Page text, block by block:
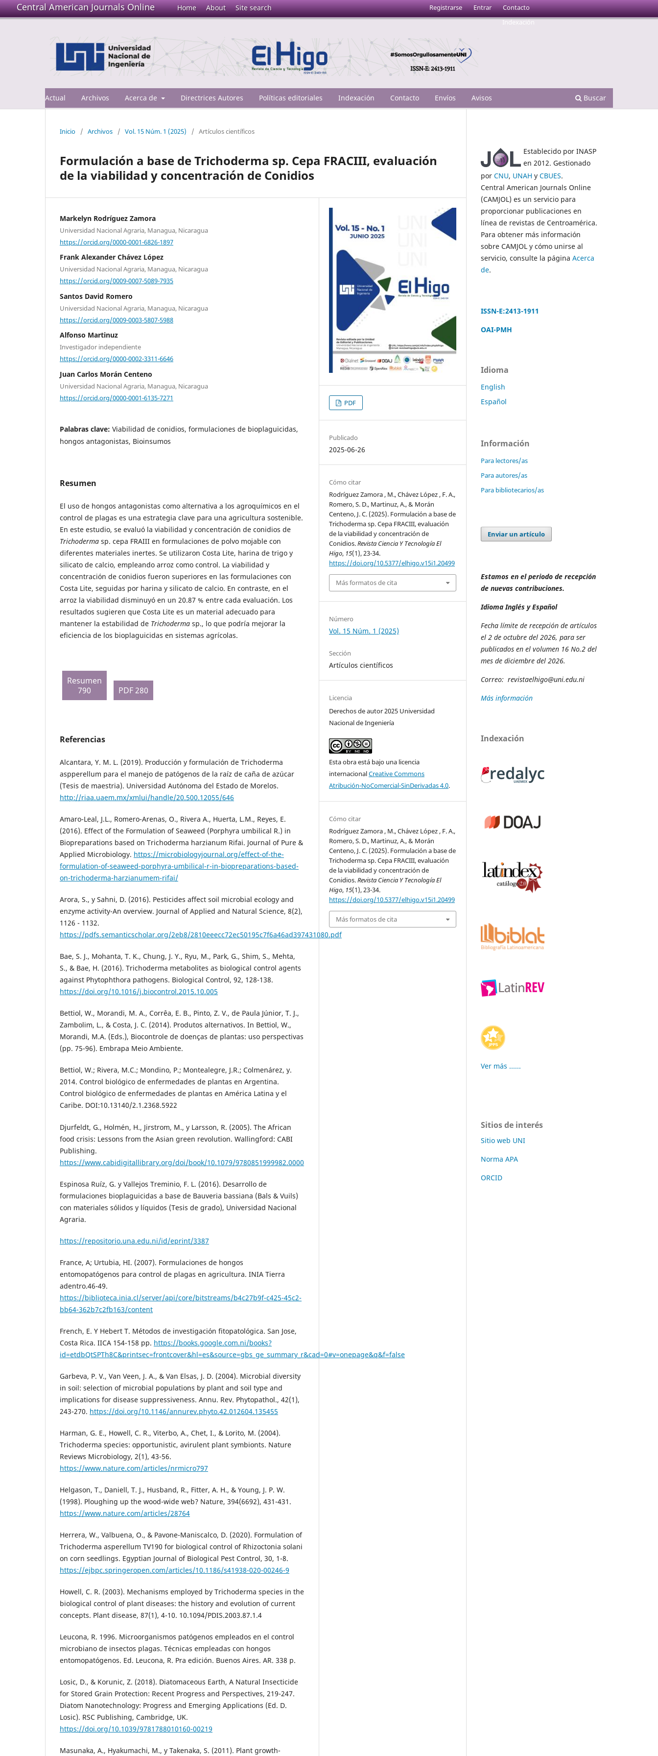
Central American Journals Online Home About Site search
Actual Archivos Acerca de Directrices Autores Políticas editoriales Indexación Contacto Envíos Avisos Buscar
Registrarse Entrar
Contacto
Indexación
Inicio / Archivos / Vol. 15 Núm. 1 (2025) / Artículos científicos
Formulación a base de Trichoderma sp. Cepa FRACIII, evaluación
de la viabilidad y concentración de Conidios
Markelyn Rodríguez Zamora
Universidad Nacional Agraria, Managua, Nicaragua
https://orcid.org/0000-0001-6826-1897
Frank Alexander Chávez López
Universidad Nacional Agraria, Managua, Nicaragua
https://orcid.org/0009-0007-5089-7935
Santos David Romero
Universidad Nacional Agraria, Managua, Nicaragua
https://orcid.org/0009-0003-5807-5988
Alfonso Martinuz
Investigador independiente
https://orcid.org/0000-0002-3311-6646
Juan Carlos Morán Centeno
Universidad Nacional Agraria, Managua, Nicaragua
https://orcid.org/0000-0001-6135-7271
Palabras clave: Viabilidad de conidios, formulaciones de bioplaguicidas,
hongos antagonistas, Bioinsumos
Resumen
El uso de hongos antagonistas como alternativa a los agroquímicos en el
control de plagas es una estrategia clave para una agricultura sostenible.
En este estudio, se evaluó la viabilidad y concentración de conidios de
Trichoderma sp. cepa FRAIII en formulaciones de polvo mojable con
diferentes materiales inertes. Se utilizaron Costa Lite, harina de trigo y
silicato de calcio, empleando arroz como control. La viabilidad y
concentración de conidios fueron superiores en las formulaciones con
Costa Lite, seguidas por harina y silicato de calcio. En contraste, en el
arroz la viabilidad disminuyó en un 20.87 % entre cada evaluación. Los
resultados sugieren que Costa Lite es un material adecuado para
mantener la estabilidad de Trichoderma sp., lo que podría mejorar la
eficiencia de los bioplaguicidas en sistemas agrícolas.
Resumen
790
PDF 280
Referencias
Alcantara, Y. M. L. (2019). Producción y formulación de Trichoderma
aspperellum para el manejo de patógenos de la raíz de caña de azúcar
(Tesis de maestria). Universidad Autónoma del Estado de Morelos.
http://riaa.uaem.mx/xmlui/handle/20.500.12055/646
Amaro-Leal, J.L., Romero-Arenas, O., Rivera A., Huerta, L.M., Reyes, E.
(2016). Effect of the Formulation of Seaweed (Porphyra umbilical R.) in
Biopreparations based on Trichoderma harzianum Rifai. Journal of Pure &
Applied Microbiology. https://microbiologyjournal.org/effect-of-the-
formulation-of-seaweed-porphyra-umbilical-r-in-biopreparations-based-
on-trichoderma-harzianumem-rifai/
Arora, S., y Sahni, D. (2016). Pesticides affect soil microbial ecology and
enzyme activity-An overview. Journal of Applied and Natural Science, 8(2),
1126 - 1132.
https://pdfs.semanticscholar.org/2eb8/2810eeecc72ec50195c7f6a46ad397431080.pdf
Bae, S. J., Mohanta, T. K., Chung, J. Y., Ryu, M., Park, G., Shim, S., Mehta,
S., & Bae, H. (2016). Trichoderma metabolites as biological control agents
against Phytophthora pathogens. Biological Control, 92, 128-138.
https://doi.org/10.1016/j.biocontrol.2015.10.005
Bettiol, W., Morandi, M. A., Corrêa, E. B., Pinto, Z. V., de Paula Júnior, T. J.,
Zambolim, L., & Costa, J. C. (2014). Produtos alternativos. In Bettiol, W.,
Morandi, M.A. (Eds.), Biocontrole de doenças de plantas: uso perspectivas
(pp. 75-96). Embrapa Meio Ambiente.
Bettiol, W.; Rivera, M.C.; Mondino, P.; Montealegre, J.R.; Colmenárez, y.
2014. Control biológico de enfermedades de plantas en Argentina.
Control biológico de enfermedades de plantas en América Latina y el
Caribe. DOI:10.13140/2.1.2368.5922
Djurfeldt, G., Holmén, H., Jirstrom, M., y Larsson, R. (2005). The African
food crisis: Lessons from the Asian green revolution. Wallingford: CABI
Publishing.
https://www.cabidigitallibrary.org/doi/book/10.1079/9780851999982.0000
Espinosa Ruíz, G. y Vallejos Treminio, F. L. (2016). Desarrollo de
formulaciones bioplaguicidas a base de Bauveria bassiana (Bals & Vuils)
con materiales sólidos y líquidos (Tesis de grado), Universidad Nacional
Agraria.
https://repositorio.una.edu.ni/id/eprint/3387
France, A; Urtubia, HI. (2007). Formulaciones de hongos
entomopatógenos para control de plagas en agricultura. INIA Tierra
adentro.46-49.
https://biblioteca.inia.cl/server/api/core/bitstreams/b4c27b9f-c425-45c2-
bb64-362b7c2fb163/content
French, E. Y Hebert T. Métodos de investigación fitopatológica. San Jose,
Costa Rica. IICA 154-158 pp. https://books.google.com.ni/books?
id=etdbQtSPTh8C&printsec=frontcover&hl=es&source=gbs_ge_summary_r&cad=0#v=onepage&q&f=false
Garbeva, P. V., Van Veen, J. A., & Van Elsas, J. D. (2004). Microbial diversity
in soil: selection of microbial populations by plant and soil type and
implications for disease suppressiveness. Annu. Rev. Phytopathol., 42(1),
243-270. https://doi.org/10.1146/annurev.phyto.42.012604.135455
Harman, G. E., Howell, C. R., Viterbo, A., Chet, I., & Lorito, M. (2004).
Trichoderma species: opportunistic, avirulent plant symbionts. Nature
Reviews Microbiology, 2(1), 43-56.
https://www.nature.com/articles/nrmicro797
Helgason, T., Daniell, T. J., Husband, R., Fitter, A. H., & Young, J. P. W.
(1998). Ploughing up the wood-wide web? Nature, 394(6692), 431-431.
https://www.nature.com/articles/28764
Herrera, W., Valbuena, O., & Pavone-Maniscalco, D. (2020). Formulation of
Trichoderma asperellum TV190 for biological control of Rhizoctonia solani
on corn seedlings. Egyptian Journal of Biological Pest Control, 30, 1-8.
https://ejbpc.springeropen.com/articles/10.1186/s41938-020-00246-9
Howell, C. R. (2003). Mechanisms employed by Trichoderma species in the
biological control of plant diseases: the history and evolution of current
concepts. Plant disease, 87(1), 4-10. 10.1094/PDIS.2003.87.1.4
Leucona, R. 1996. Microorganismos patógenos empleados en el control
microbiano de insectos plagas. Técnicas empleadas con hongos
entomopatógenos. Ed. Leucona, R. Pra edición. Buenos Aires. AR. 338 p.
Losic, D., & Korunic, Z. (2018). Diatomaceous Earth, A Natural Insecticide
for Stored Grain Protection: Recent Progress and Perspectives, 219-247.
Diatom Nanotechnology: Progress and Emerging Applications (Ed. D.
Losic). RSC Publishing, Cambridge, UK.
https://doi.org/10.1039/9781788010160-00219
Masunaka, A., Hyakumachi, M., y Takenaka, S. (2011). Plant growth-
PDF
Publicado
2025-06-26
Cómo citar
Rodríguez Zamora , M., Chávez López , F. A.,
Romero, S. D., Martinuz, A., & Morán
Centeno, J. C. (2025). Formulación a base de
Trichoderma sp. Cepa FRACIII, evaluación
de la viabilidad y concentración de
Conidios.Revista Ciencia Y Tecnología El
Higo, 15(1), 23-34.
https://doi.org/10.5377/elhigo.v15i1.20499
Más formatos de cita
Número
Vol. 15 Núm. 1 (2025)
Sección
Artículos científicos
Licencia
Derechos de autor 2025 Universidad
Nacional de Ingeniería
Esta obra está bajo una licencia
internacionalCreative Commons
Atribución-NoComercial-SinDerivadas 4.0.
Cómo citar
Rodríguez Zamora , M., Chávez López , F. A.,
Romero, S. D., Martinuz, A., & Morán
Centeno, J. C. (2025). Formulación a base de
Trichoderma sp. Cepa FRACIII, evaluación
de la viabilidad y concentración de
Conidios.Revista Ciencia Y Tecnología El
Higo, 15(1), 23-34.
https://doi.org/10.5377/elhigo.v15i1.20499
Más formatos de cita
Establecido por INASP
en 2012. Gestionado
por CNU, UNAH y CBUES.
Central American Journals Online
(CAMJOL) es un servicio para
proporcionar publicaciones en
línea de revistas de Centroamérica.
Para obtener más información
sobre CAMJOL y cómo unirse al
servicio, consulte la página Acerca
de.
ISSN-E:2413-1911
OAI-PMH
Idioma
English
Español
Información
Para lectores/as
Para autores/as
Para bibliotecarios/as
Enviar un artículo
Estamos en el periodo de recepción
de nuevas contribuciones.
Idioma Inglés y Español
Fecha límite de recepción de artículos
el 2 de octubre del 2026, para ser
publicados en el volumen 16 No.2 del
mes de diciembre del 2026.
Correo: revistaelhigo@uni.edu.ni
Más información
Indexación
Ver más ......
Sitios de interés
Sitio web UNI
Norma APA
ORCID